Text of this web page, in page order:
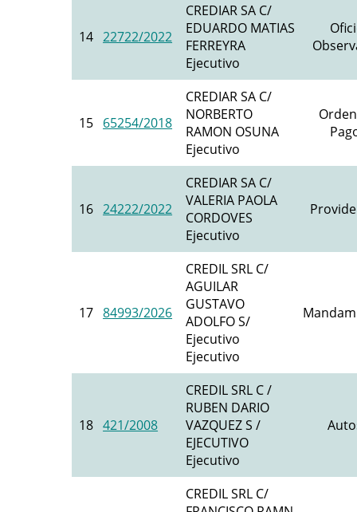
14 22722/2022
CREDIAR SA C/
EDUARDO MATIAS
FERREYRA
Ejecutivo
15 65254/2018
CREDIAR SA C/
NORBERTO
RAMON OSUNA
Ejecutivo
16 24222/2022
CREDIAR SA C/
VALERIA PAOLA
CORDOVES
Ejecutivo
17 84993/2026
CREDIL SRL C/
AGUILAR
GUSTAVO
ADOLFO S/
Ejecutivo
Ejecutivo
18 421/2008
CREDIL SRL C /
RUBEN DARIO
VAZQUEZ S /
EJECUTIVO
Ejecutivo
CREDIL SRL C/